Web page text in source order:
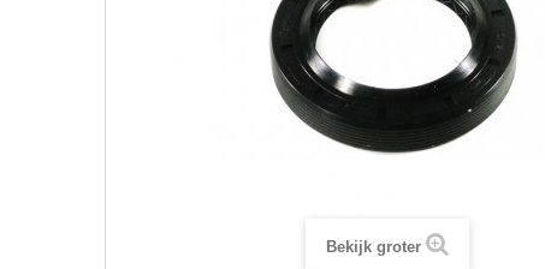
Bekijk groter